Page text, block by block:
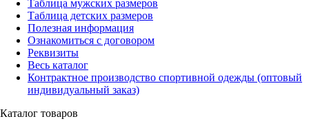
Таблица мужских размеров
Таблица детских размеров
Полезная информация
Ознакомиться с договором
Реквизиты
Весь каталог
Контрактное производство спортивной одежды (оптовый
индивидуальный заказ)
Каталог товаров